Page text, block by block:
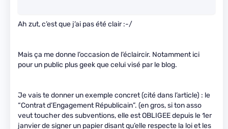
Ah zut, c’est que j’ai pas été clair :-/
Mais ça me donne l’occasion de l’éclaircir. Notamment ici
pour un public plus geek que celui visé par le blog.
Je vais te donner un exemple concret (cité dans l’article) : le
“Contrat d’Engagement Républicain”. (en gros, si ton asso
veut toucher des subventions, elle est OBLIGEE depuis le 1er
janvier de signer un papier disant qu’elle respecte la loi et les